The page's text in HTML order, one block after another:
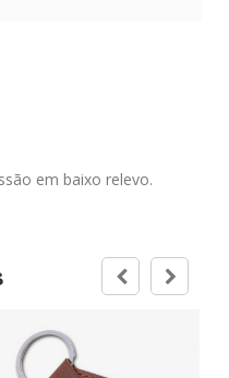
em baixo relevo.